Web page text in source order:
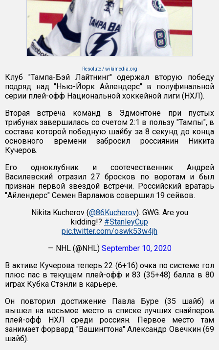
Resolute / wikimedia.org
Клуб "Тампа-Бэй Лайтнинг" одержал вторую победу
подряд над "Нью-Йорк Айлендерс" в полуфинальной
серии плей-офф Национальной хоккейной лиги (НХЛ).
Вторая встреча команд в Эдмонтоне при пустых
трибунах завершилась со счетом 2:1 в пользу "Тампы", в
составе которой победную шайбу за 8 секунд до конца
основного времени забросил россиянин Никита
Кучеров.
Его одноклубник и соотечественник Андрей
Василевский отразил 27 бросков по воротам и был
признан первой звездой встречи. Российский вратарь
"Айлендерс" Семен Варламов совершил 19 сейвов.
Nikita Kucherov (@86Kucherov). GWG. Are you
kidding!? #StanleyCup
pic.twitter.com/oswk53w4jh
— NHL (@NHL) September 10, 2020
В активе Кучерова теперь 22 (6+16) очка по системе гол
плюс пас в текущем плей-офф и 83 (35+48) балла в 80
играх Кубка Стэнли в карьере.
Он повторил достижение Павла Буре (35 шайб) и
вышел на восьмое место в списке лучших снайперов
плей-офф НХЛ среди россиян. Первое место там
занимает форвард "Вашингтона" Александр Овечкин (69
шайб).